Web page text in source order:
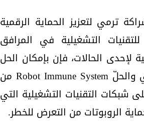
ترمي لتعزيز الحماية الرقمية
التشغيلية في المرافق
الحالات، فإن بإمكان الحل
Kaspersky Industrial CyberSecurity من كاسبرسكي والحلّ Robot Immune System من
التقنيات التشغيلية التي
الروبوتات من التعرض للخطر.